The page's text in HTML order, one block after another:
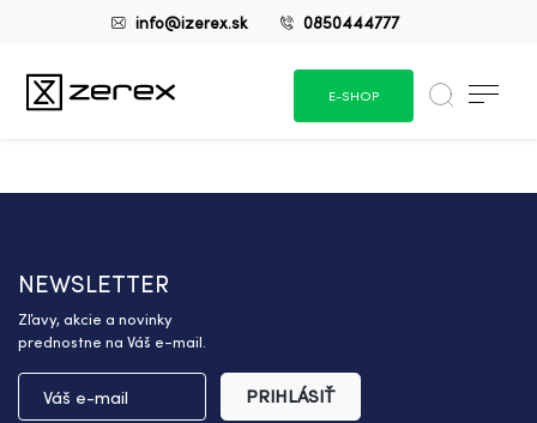
info@izerex.sk 0850444777
E-SHOP
NEWSLETTER
Zľavy, akcie a novinky
prednostne na Váš e-mail.
PRIHLÁSIŤ